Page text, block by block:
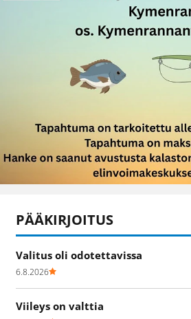
PÄÄKIRJOITUS
Valitus oli odotettavissa
6.8.2026
Viileys on valttia